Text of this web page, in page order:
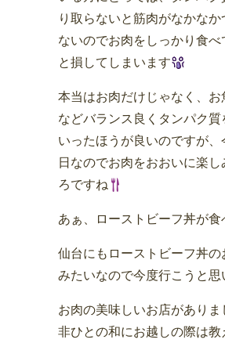
り取らないと筋肉がなかな
ないのでお肉をしっかり食べ
と損してしまいます
本当はお肉だけじゃなく、お
などバランス良くタンパク質
いったほうが良いのですが、
日なのでお肉をおおいに楽し
ろですね
あぁ、ローストビーフ丼が食
仙台にもローストビーフ丼の
みたいなので今度行こうと思
お肉の美味しいお店がありま
非ひとの和にお越しの際は教